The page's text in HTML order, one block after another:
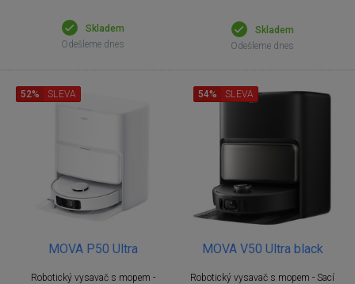
Skladem
Odešleme dnes
Skladem
Odešleme dnes
MOVA P50 Ultra
Robotický vysavač s mopem -
52% SLEVA
MOVA V50 Ultra black
Robotický vysavač s mopem - Sací
54% SLEVA